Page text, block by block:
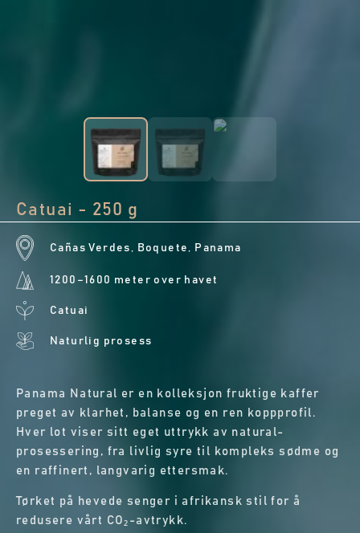
Catuai - 250 g
Cañas Verdes, Boquete, Panama
1200–1600 meter over havet
Catuai
Naturlig prosess
Panama Natural er en kolleksjon fruktige kaffer
preget av klarhet, balanse og en ren koppprofil.
Hver lot viser sitt eget uttrykk av natural-
prosessering, fra livlig syre til kompleks sødme og
en raffinert, langvarig ettersmak.
Tørket på hevede senger i afrikansk stil for å
redusere vårt CO₂-avtrykk.